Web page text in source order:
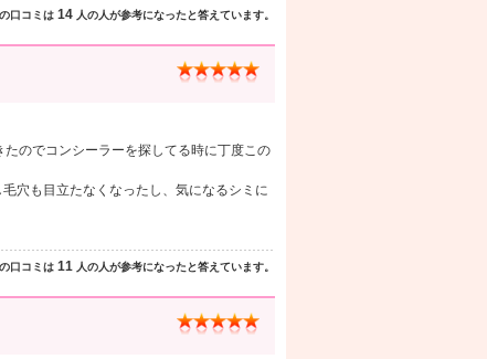
口コミは 14 人の人が参考になったと答えています。
のでコンシーラーを探してる時に丁度この
穴も目立たなくなったし、気になるシミに
口コミは 11 人の人が参考になったと答えています。